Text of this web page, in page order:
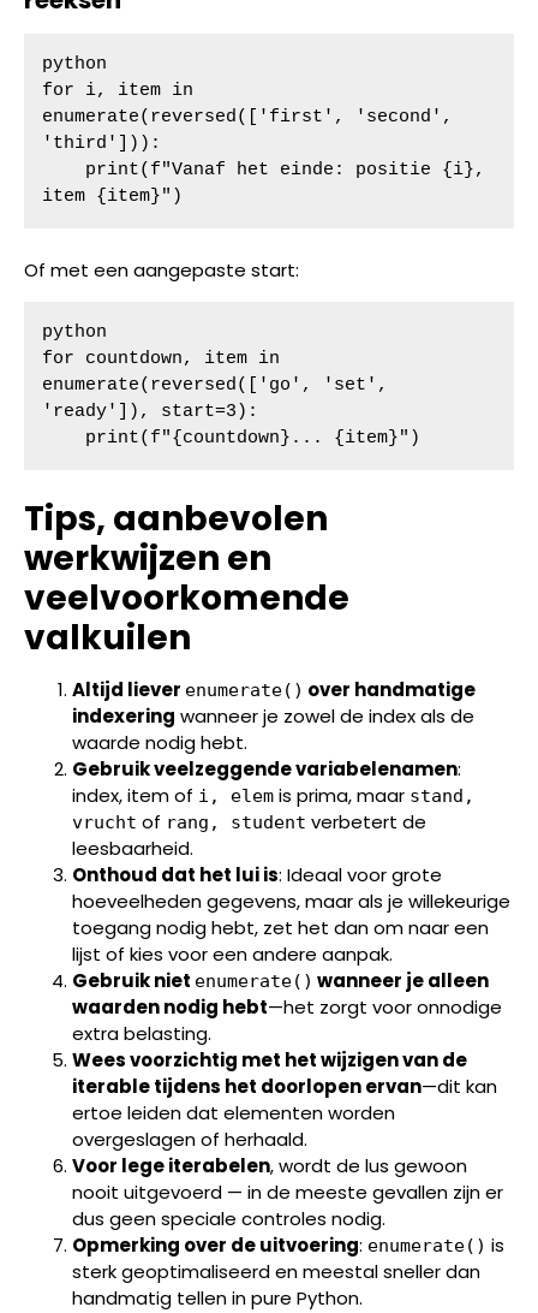
python
for i, item in
enumerate(reversed(['first', 'second',
'third'])):
item {item}")
Of met een aangepaste start:
python
for countdown, item in
enumerate(reversed(['go', 'set',
'ready']), start=3):
    print(f"{countdown}... {item}")
Tips, aanbevolen
werkwijzen en
veelvoorkomende
valkuilen
Altijd liever enumerate() over handmatige
indexering wanneer je zowel de index als de
waarde nodig hebt.
Gebruik veelzeggende variabelenamen:
index, item of i, elem is prima, maar stand,
vrucht of rang, student verbetert de
leesbaarheid.
Onthoud dat het lui is: Ideaal voor grote
hoeveelheden gegevens, maar als je willekeurige
toegang nodig hebt, zet het dan om naar een
lijst of kies voor een andere aanpak.
Gebruik niet enumerate() wanneer je alleen
waarden nodig hebt—het zorgt voor onnodige
extra belasting.
Wees voorzichtig met het wijzigen van de
iterable tijdens het doorlopen ervan—dit kan
ertoe leiden dat elementen worden
overgeslagen of herhaald.
Voor lege iterabelen, wordt de lus gewoon
nooit uitgevoerd — in de meeste gevallen zijn er
dus geen speciale controles nodig.
Opmerking over de uitvoering: enumerate() is
sterk geoptimaliseerd en meestal sneller dan
handmatig tellen in pure Python.